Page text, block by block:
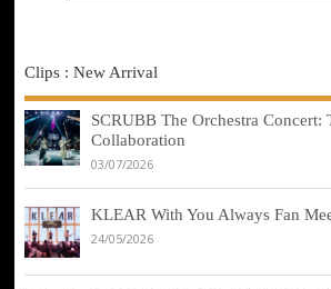
Clips : New Arrival
SCRUBB The Orchestra Concert:
Collaboration
03/07/2026
KLEAR With You Always Fan
24/05/2026